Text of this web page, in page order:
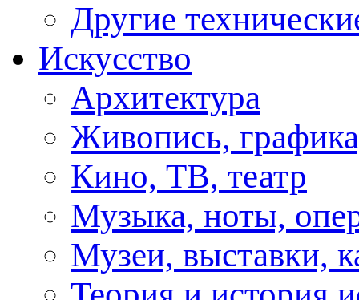
Другие
Искусство
Архитектура
Живопись,
Кино, ТВ, театр
Музыка, ноты,
Музеи, выставки,